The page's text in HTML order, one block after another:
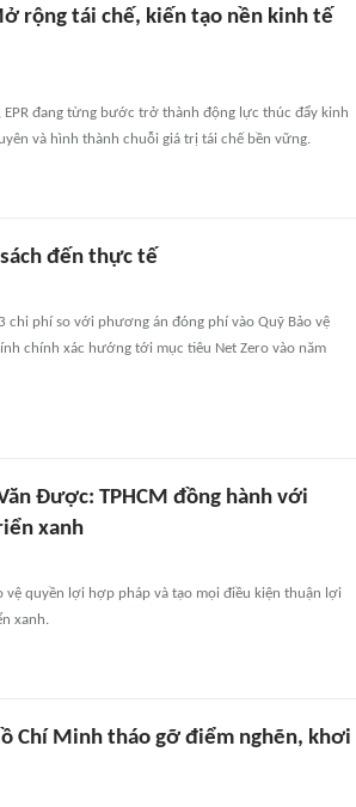
rộng tái chế, kiến tạo nền kinh tế
đang từng bước trở thành động lực thúc đẩy kinh
và hình thành chuỗi giá trị tái chế bền vững.
đến thực tế
phí so với phương án đóng phí vào Quỹ Bảo vệ
chính xác hướng tới mục tiêu Net Zero vào năm
Được: TPHCM đồng hành với
xanh
vệ quyền lợi hợp pháp và tạo mọi điều kiện thuận lợi
xanh.
Chí Minh tháo gỡ điểm nghẽn, khơi